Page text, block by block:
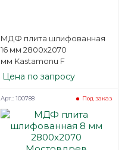
МДФ плита шлифованная
16 мм 2800х2070
мм Kastamonu F
Цена по запросу
Под заказ
Арт.: 100788